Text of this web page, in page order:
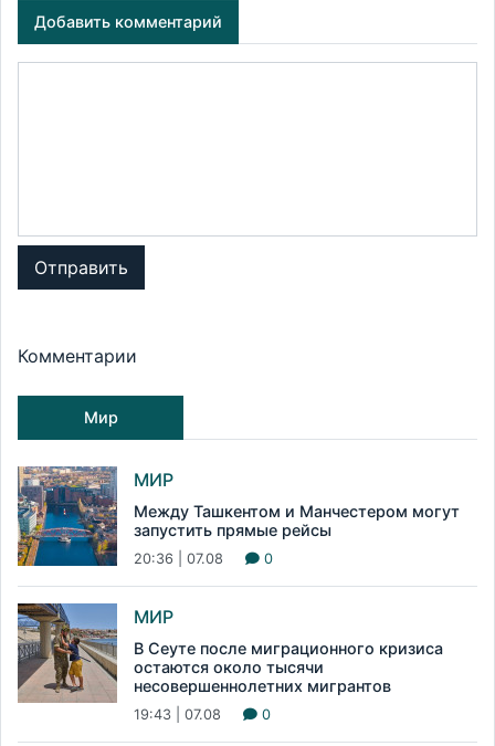
Добавить комментарий
Отправить
Комментарии
Мир
МИР
Между Ташкентом и Манчестером могут
запустить прямые рейсы
20:36 | 07.08 0
МИР
В Сеуте после миграционного кризиса
остаются около тысячи
несовершеннолетних мигрантов
19:43 | 07.08 0